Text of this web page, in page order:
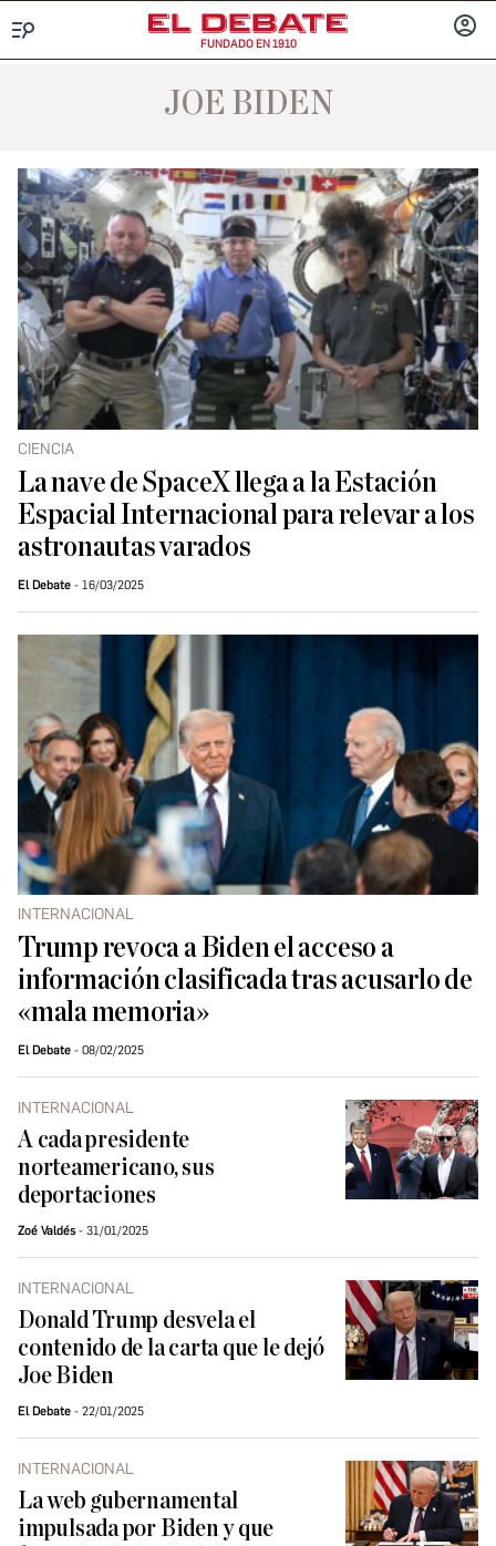
FUNDADO EN 1910
JOE BIDEN
CIENCIA
La nave de SpaceX llega a la Estación
Espacial Internacional para relevar a los
astronautas varados
El Debate 16/03/2025
INTERNACIONAL
Trump revoca a Biden el acceso a
información clasificada tras acusarlo de
«mala memoria»
El Debate 08/02/2025
INTERNACIONAL
A cada presidente
norteamericano, sus
deportaciones
Zoé Valdés 31/01/2025
INTERNACIONAL
Donald Trump desvela el
contenido de la carta que le dejó
Joe Biden
El Debate 22/01/2025
INTERNACIONAL
La web gubernamental
impulsada por Biden y que